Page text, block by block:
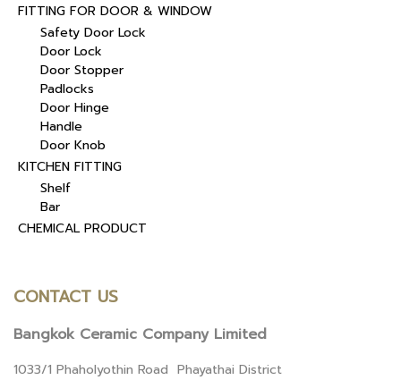
FITTING FOR DOOR & WINDOW
Safety Door Lock
Door Lock
Door Stopper
Padlocks
Door Hinge
Handle
Door Knob
KITCHEN FITTING
Shelf
Bar
CHEMICAL PRODUCT
CONTACT US
Bangkok Ceramic Company Limited
1033/1 Phaholyothin Road Phayathai District